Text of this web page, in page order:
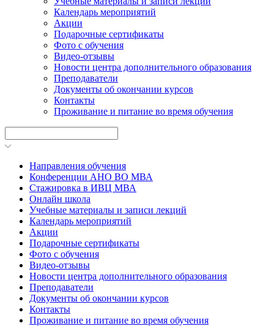
Календарь мероприятий
Акции
Подарочные сертификаты
Фото с обучения
Видео-отзывы
Новости центра дополнительного образования
Преподаватели
Документы об окончании курсов
Контакты
Проживание и питание во время обучения
Направления обучения
Конференции АНО ВО МВА
Стажировка в ИВЦ МВА
Онлайн школа
Учебные материалы и записи лекций
Календарь мероприятий
Акции
Подарочные сертификаты
Фото с обучения
Видео-отзывы
Новости центра дополнительного образования
Преподаватели
Документы об окончании курсов
Контакты
Проживание и питание во время обучения